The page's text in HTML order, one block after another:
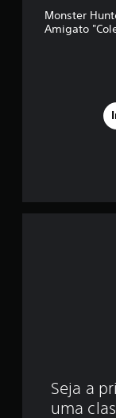
Monster
Amigato
Seja a
uma